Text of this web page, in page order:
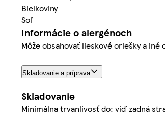
Bielkoviny
Soľ
Informácie o alergénoch
Môže obsahovať lieskové oriešky a iné
Skladovanie a príprava
Skladovanie
Minimálna trvanlivosť do: viď zadná